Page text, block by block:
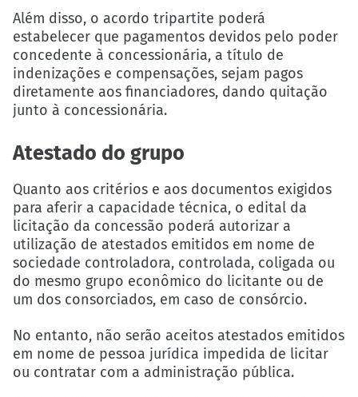
Além disso, o acordo tripartite poderá
estabelecer que pagamentos devidos pelo poder
concedente à concessionária, a título de
indenizações e compensações, sejam pagos
diretamente aos financiadores, dando quitação
junto à concessionária.
Atestado do grupo
Quanto aos critérios e aos documentos exigidos
para aferir a capacidade técnica, o edital da
licitação da concessão poderá autorizar a
utilização de atestados emitidos em nome de
sociedade controladora, controlada, coligada ou
do mesmo grupo econômico do licitante ou de
um dos consorciados, em caso de consórcio.
No entanto, não serão aceitos atestados emitidos
em nome de pessoa jurídica impedida de licitar
ou contratar com a administração pública.